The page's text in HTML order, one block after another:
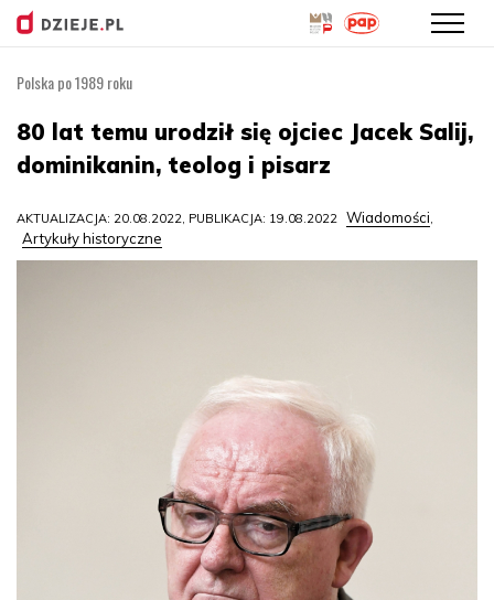
treści
Polska po 1989 roku
80 lat temu urodził się ojciec Jacek Salij,
dominikanin, teolog i pisarz
AKTUALIZACJA: 20.08.2022, PUBLIKACJA: 19.08.2022 Wiadomości,
Artykuły historyczne